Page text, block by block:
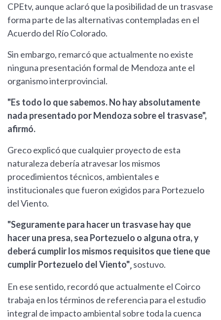
CPEtv, aunque aclaró que la posibilidad de un trasvase
forma parte de las alternativas contempladas en el
Acuerdo del Río Colorado.
Sin embargo, remarcó que actualmente no existe
ninguna presentación formal de Mendoza ante el
organismo interprovincial.
"Es todo lo que sabemos. No hay absolutamente
nada presentado por Mendoza sobre el trasvase",
afirmó.
Greco explicó que cualquier proyecto de esta
naturaleza debería atravesar los mismos
procedimientos técnicos, ambientales e
institucionales que fueron exigidos para Portezuelo
del Viento.
"Seguramente para hacer un trasvase hay que
hacer una presa, sea Portezuelo o alguna otra, y
deberá cumplir los mismos requisitos que tiene que
cumplir Portezuelo del Viento",sostuvo.
En ese sentido, recordó que actualmente el Coirco
trabaja en los términos de referencia para el estudio
integral de impacto ambiental sobre toda la cuenca